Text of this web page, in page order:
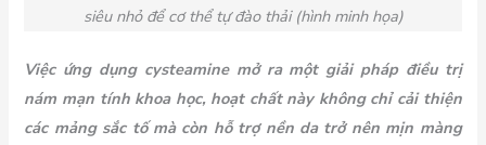
siêu nhỏ để cơ thể tự đào thải (hình minh họa)
Việc ứng dụng cysteamine mở ra một giải pháp điều trị
nám mạn tính khoa học, hoạt chất này không chỉ cải thiện
các mảng sắc tố mà còn hỗ trợ nền da trở nên mịn màng